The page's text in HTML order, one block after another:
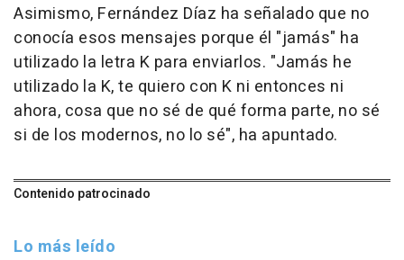
Asimismo, Fernández Díaz ha señalado que no
conocía esos mensajes porque él "jamás" ha
utilizado la letra K para enviarlos. "Jamás he
utilizado la K, te quiero con K ni entonces ni
ahora, cosa que no sé de qué forma parte, no sé
si de los modernos, no lo sé", ha apuntado.
Contenido patrocinado
Lo más leído